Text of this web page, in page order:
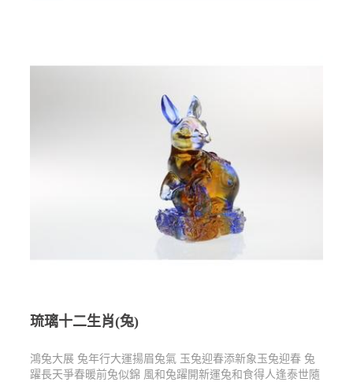
琉璃十二生肖(兔)
鴻兔大展 兔年行大運揚眉兔氣 玉兔迎春添新象玉兔迎春 兔
躍長天爭春暖前兔似錦 風和兔躍開新運兔和食得人逢泰世隨